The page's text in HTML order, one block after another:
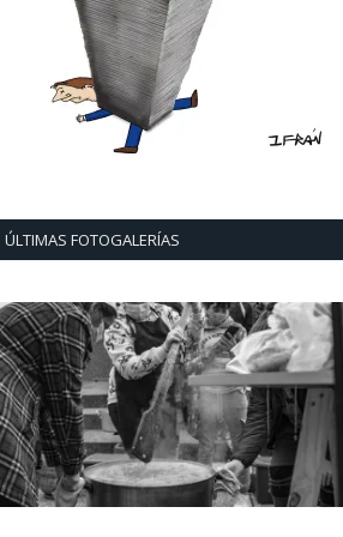
ÚLTIMAS FOTOGALERÍAS